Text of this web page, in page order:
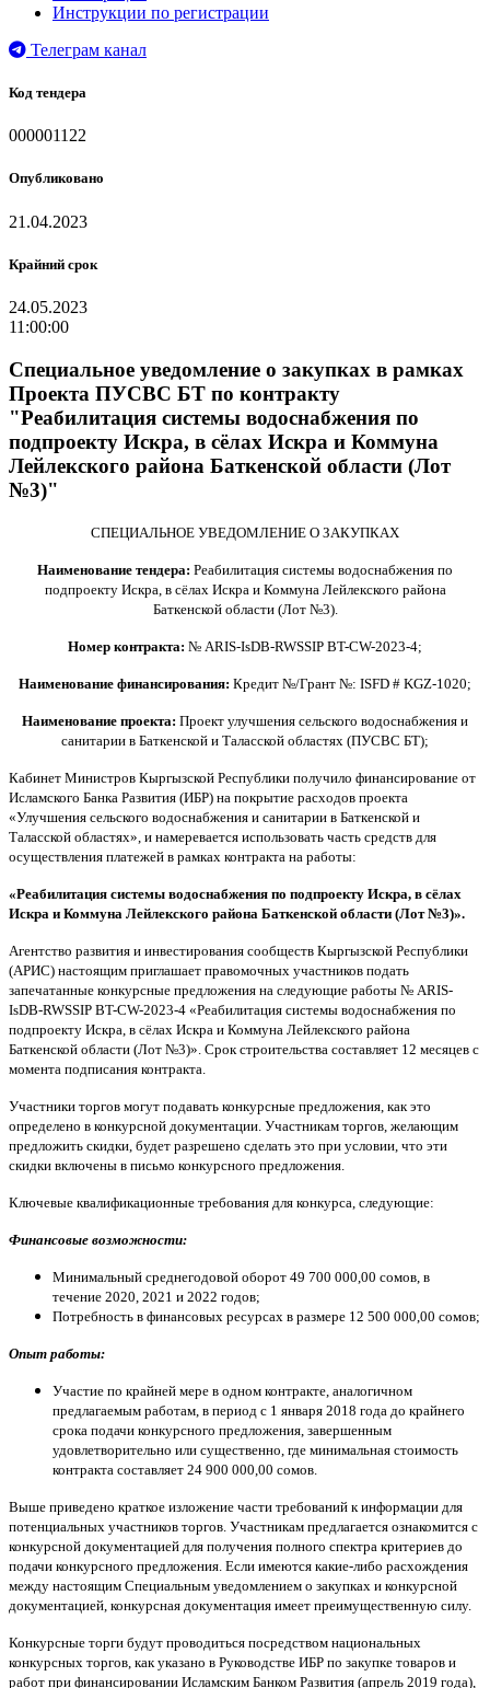
Инструкции по регистрации
Телеграм канал
Код тендера
000001122
Опубликовано
21.04.2023
Крайний срок
24.05.2023
11:00:00
Специальное уведомление о закупках в рамках
Проекта ПУСВС БТ по контракту
"Реабилитация системы водоснабжения по
подпроекту Искра, в сёлах Искра и Коммуна
Лейлекского района Баткенской области (Лот
№3)"
СПЕЦИАЛЬНОЕ УВЕДОМЛЕНИЕ О ЗАКУПКАХ
Наименование тендера: Реабилитация системы водоснабжения по
подпроекту Искра, в сёлах Искра и Коммуна Лейлекского района
Баткенской области (Лот №3).
Номер контракта: № ARIS-IsDB-RWSSIP BT-CW-2023-4;
Наименование финансирования: Кредит №/Грант №: ISFD # KGZ-1020;
Наименование проекта: Проект улучшения сельского водоснабжения и
санитарии в Баткенской и Таласской областях (ПУСВС БТ);
Кабинет Министров Кыргызской Республики получило финансирование от
Исламского Банка Развития (ИБР) на покрытие расходов проекта
«Улучшения сельского водоснабжения и санитарии в Баткенской и
Таласской областях», и намеревается использовать часть средств для
осуществления платежей в рамках контракта на работы:
«Реабилитация системы водоснабжения по подпроекту Искра, в сёлах
Искра и Коммуна Лейлекского района Баткенской области (Лот №3)».
Агентство развития и инвестирования сообществ Кыргызской Республики
(АРИС) настоящим приглашает правомочных участников подать
запечатанные конкурсные предложения на следующие работы № ARIS-
IsDB-RWSSIP BT-CW-2023-4 «Реабилитация системы водоснабжения по
подпроекту Искра, в сёлах Искра и Коммуна Лейлекского района
Баткенской области (Лот №3)». Срок строительства составляет 12 месяцев с
момента подписания контракта.
Участники торгов могут подавать конкурсные предложения, как это
определено в конкурсной документации. Участникам торгов, желающим
предложить скидки, будет разрешено сделать это при условии, что эти
скидки включены в письмо конкурсного предложения.
Ключевые квалификационные требования для конкурса, следующие:
Финансовые возможности:
Минимальный среднегодовой оборот 49 700 000,00 сомов, в
течение 2020, 2021 и 2022 годов;
Потребность в финансовых ресурсах в размере 12 500 000,00 сомов;
Опыт работы:
Участие по крайней мере в одном контракте, аналогичном
предлагаемым работам, в период с 1 января 2018 года до крайнего
срока подачи конкурсного предложения, завершенным
удовлетворительно или существенно, где минимальная стоимость
контракта составляет 24 900 000,00 сомов.
Выше приведено краткое изложение части требований к информации для
потенциальных участников торгов. Участникам предлагается ознакомится с
конкурсной документацией для получения полного спектра критериев до
подачи конкурсного предложения. Если имеются какие-либо расхождения
между настоящим Специальным уведомлением о закупках и конкурсной
документацией, конкурсная документация имеет преимущественную силу.
Конкурсные торги будут проводиться посредством национальных
конкурсных торгов, как указано в Руководстве ИБР по закупке товаров и
работ при финансировании Исламским Банком Развития (апрель 2019 года),